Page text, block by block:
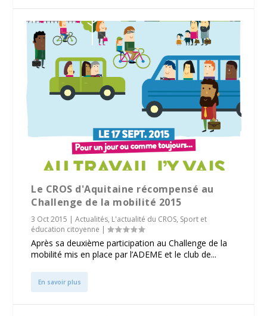
Le CROS d'Aquitaine récompensé au
Challenge de la mobilité 2015
3 Oct 2015 |Actualités, L'actualité du CROS, Sport et
éducation citoyenne |
Après sa deuxième participation au Challenge de la
mobilité mis en place par l’ADEME et le club de...
En savoir plus